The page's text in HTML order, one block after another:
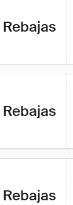
Rebajas
Rebajas
Rebajas